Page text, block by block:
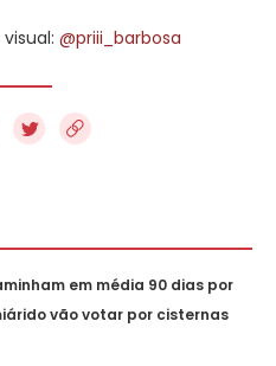
@priii_barbosa
em média 90 dias por
vão votar por cisternas